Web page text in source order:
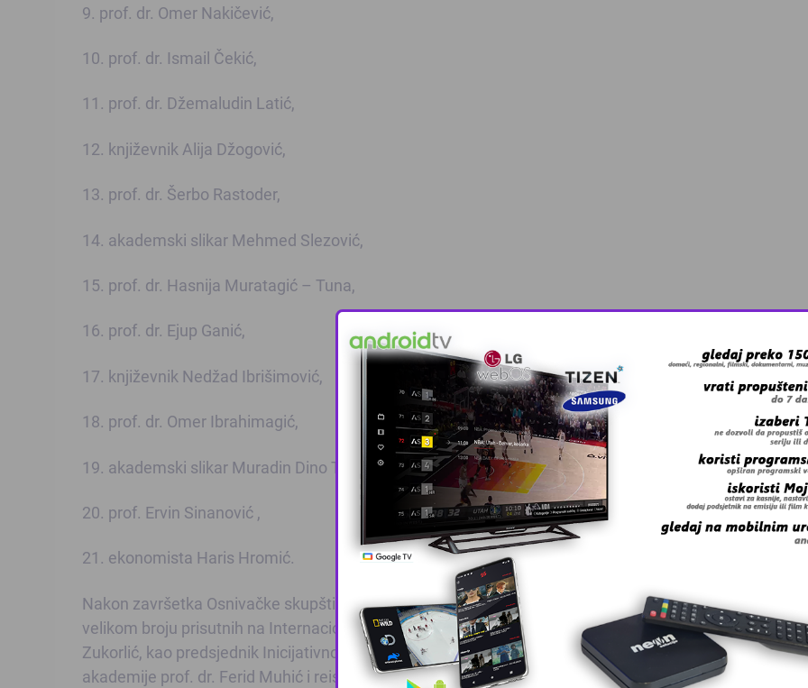
9. prof. dr. Omer Nakičević,
10. prof. dr. Ismail Čekić,
11. prof. dr. Džemaludin Latić,
12. književnik Alija Džogović,
13. prof. dr. Šerbo Rastoder,
14. akademski slikar Mehmed Slezović,
15. prof. dr. Hasnija Muratagić – Tuna,
16. prof. dr. Ejup Ganić,
17. književnik Nedžad Ibrišimović,
18. prof. dr. Omer Ibrahimagić,
19. akademski slikar Muradin Dino Trtovac,
20. prof. Ervin Sinanović ,
21. ekonomista Haris Hromić.
Nakon završetka Osnivačke skupštine i izbora rukovodstva i organa Bošnjačke akademije nauka i
velikom broju prisutnih na Internacionalnom univerzitetu u Novom Pazaru obratili su se muftija
Zukorlić, kao predsjednik Inicijativnog odbora, akademik Muhamed Filipović, predsjednik Bošnjačke
akademije prof. dr. Ferid Muhić i reisu-l-ulema dr. Mustafa ef. Cerić konstatirajući da osnivanje